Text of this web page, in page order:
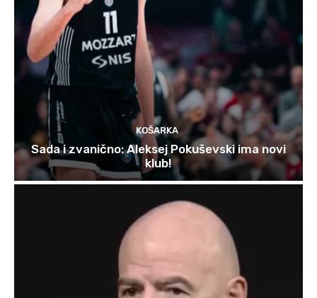
KOŠARKA
Sada i zvanično: Aleksej Pokuševski ima novi
klub!